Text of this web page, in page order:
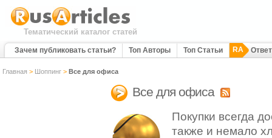
Тематический каталог статей
Зачем публиковать статьи? Топ Авторы Топ Статьи RA
Главная > Шоппинг> Все для офиса
Все для офиса
Покупки всегда
также и немало